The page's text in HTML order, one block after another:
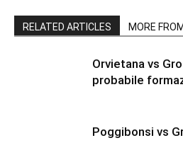
RELATED ARTICLES MORE
Orvietana vs
probabile
Poggibonsi vs